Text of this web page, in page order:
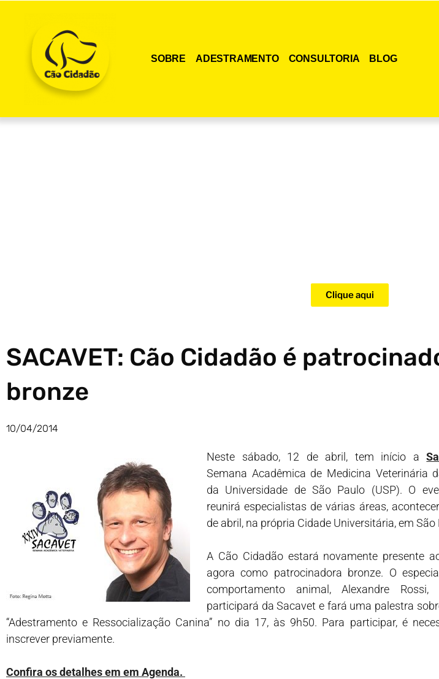
SOBRE ADESTRAMENTO CONSULTORIA BLOG
Clique aqui
SACAVET: Cão Cidadão é
bronze
10/04/2014
Neste sábado, 12 de abril, tem início a
Semana Acadêmica de Medicina Veterinária
da Universidade de São Paulo (USP). O
reunirá especialistas de várias áreas,
de abril, na própria Cidade Universitária, em São
A Cão Cidadão estará novamente presente
agora como patrocinadora bronze. O
comportamento animal, Alexandre Rossi,
participará da Sacavet e fará uma palestra
“Adestramento e Ressocialização Canina” no dia 17, às 9h50. Para participar, é
inscrever previamente.
Confira os detalhes em em Agenda.